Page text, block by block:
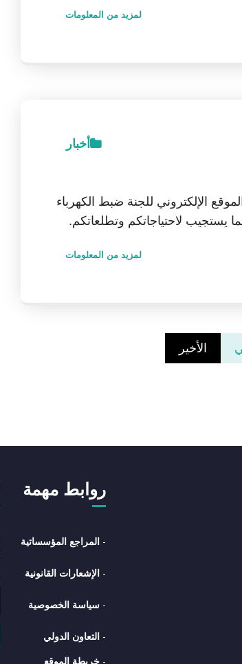
لمزيد من المعلومات
أخبار
الإلكتروني للجنة ضبط الكهرباء
يستجيب لاحتياجاتكم وتطلعاتكم.
لمزيد من المعلومات
الأخير
روابط مهمة
- المراجع المؤسساتية
- الإشعارات القانونية
- سياسة الخصوصية
- التعاون الدولي
- خريطة الموقع